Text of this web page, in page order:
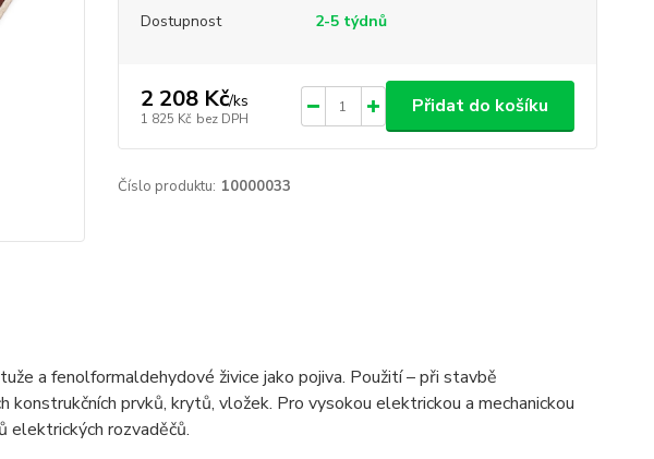
Dostupnost 2-5 týdnů
2 208 Kč/ks
1 825 Kč bez DPH
Přidat do košíku
Číslo produktu: 10000033
a fenolformaldehydové živice jako pojiva. Použití – při stavbě
prvků, krytů, vložek. Pro vysokou elektrickou a mechanickou
elektrických rozvaděčů.